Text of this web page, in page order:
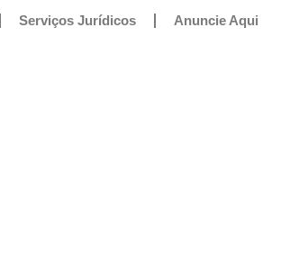
Serviços Jurídicos Anuncie Aqui